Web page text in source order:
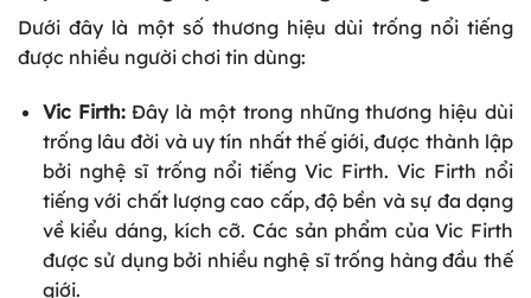
Dưới đây là một số thương hiệu dùi trống nổi tiếng
được nhiều người chơi tin dùng:
Vic Firth:Đây là một trong những thương hiệu dùi
trống lâu đời và uy tín nhất thế giới, được thành lập
bởi nghệ sĩ trống nổi tiếng Vic Firth. Vic Firth nổi
tiếng với chất lượng cao cấp, độ bền và sự đa dạng
về kiểu dáng, kích cỡ. Các sản phẩm của Vic Firth
được sử dụng bởi nhiều nghệ sĩ trống hàng đầu thế
giới.